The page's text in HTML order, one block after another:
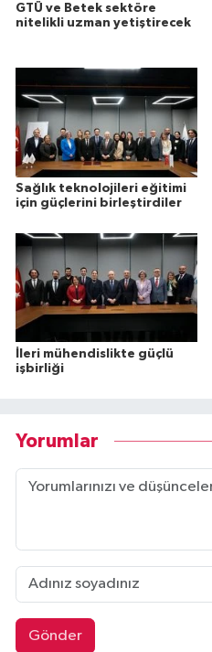
GTÜ ve Betek sektöre
nitelikli uzman yetiştirecek
Sağlık teknolojileri eğitimi
için güçlerini birleştirdiler
İleri mühendislikte güçlü
işbirliği
Yorumlar
Gönder